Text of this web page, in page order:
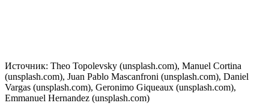
Источник: Theo Topolevsky (unsplash.com), Manuel Cortina
(unsplash.com), Juan Pablo Mascanfroni (unsplash.com), Daniel
Vargas (unsplash.com), Geronimo Giqueaux (unsplash.com),
Emmanuel Hernandez (unsplash.com)